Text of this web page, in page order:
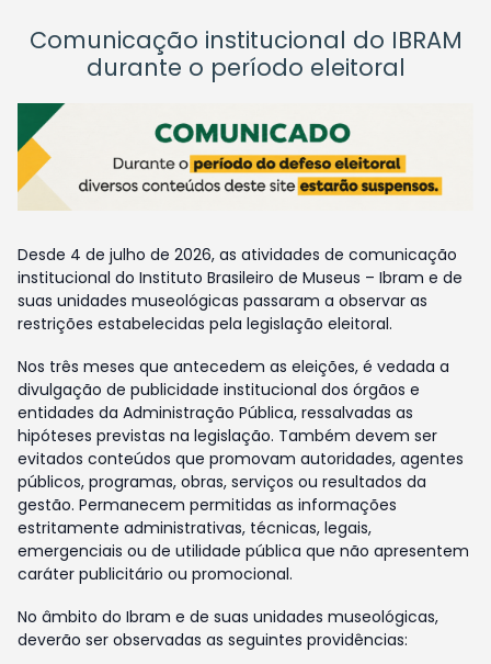
Comunicação institucional do IBRAM
durante o período eleitoral
Desde 4 de julho de 2026, as atividades de comunicação
institucional do Instituto Brasileiro de Museus – Ibram e de
suas unidades museológicas passaram a observar as
restrições estabelecidas pela legislação eleitoral.
Nos três meses que antecedem as eleições, é vedada a
divulgação de publicidade institucional dos órgãos e
entidades da Administração Pública, ressalvadas as
hipóteses previstas na legislação. Também devem ser
evitados conteúdos que promovam autoridades, agentes
públicos, programas, obras, serviços ou resultados da
gestão. Permanecem permitidas as informações
estritamente administrativas, técnicas, legais,
emergenciais ou de utilidade pública que não apresentem
caráter publicitário ou promocional.
No âmbito do Ibram e de suas unidades museológicas,
deverão ser observadas as seguintes providências: